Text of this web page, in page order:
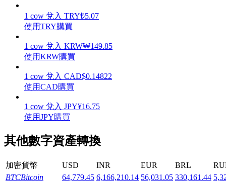
一鍵質押鎖定高收益
1 cow 兌入 TRY₺5.07
使用TRY購買
1 cow 兌入 KRW₩149.85
使用KRW購買
1 cow 兌入 CAD$0.14822
使用CAD購買
1 cow 兌入 JPY¥16.75
使用JPY購買
其他數字資產轉換
加密貨幣 USD INR EUR BRL
BTCBitcoin 64,779.45 6,166,210.14 56,031.05 330,161.44